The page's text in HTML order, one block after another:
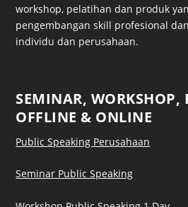
workshop, pelatihan dan produk
pengembangan skill profesional
individu dan perusahaan.
SEMINAR, WORKSHOP,
OFFLINE & ONLINE
Public Speaking Perusahaan
Seminar Public Speaking